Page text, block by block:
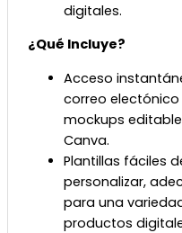
digitales.
¿Qué Incluye?
Acceso
correo electónico
mockups
Canva.
Plantillas fáciles
personalizar,
para una
productos